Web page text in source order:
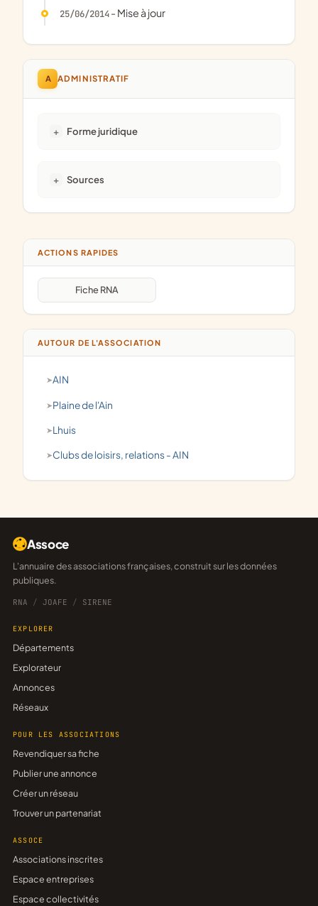
25/06/2014- Mise à jour
A ADMINISTRATIF
Forme juridique
Sources
ACTIONS RAPIDES
Fiche RNA
AUTOUR DE L'ASSOCIATION
AIN
Plaine de l'Ain
Lhuis
clubs de loisirs, relations - AIN
Assoce
L'annuaire des associations françaises, construit sur les données
publiques.
RNA / JOAFE / SIRENE
EXPLORER
Départements
Explorateur
Annonces
Réseaux
POUR LES ASSOCIATIONS
Revendiquer sa fiche
Publier une annonce
Créer un réseau
Trouver un partenariat
ASSOCE
Associations inscrites
Espace entreprises
Espace collectivités